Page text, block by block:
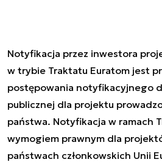
Notyfikacja przez inwestora
w trybie Traktatu Euratom jest
postępowania notyfikacyjnego
publicznej dla projektu
państwa. Notyfikacja w ramach
wymogiem prawnym dla
państwach członkowskich Unii